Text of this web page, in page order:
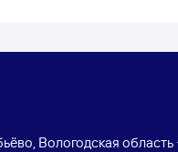
Вологодская